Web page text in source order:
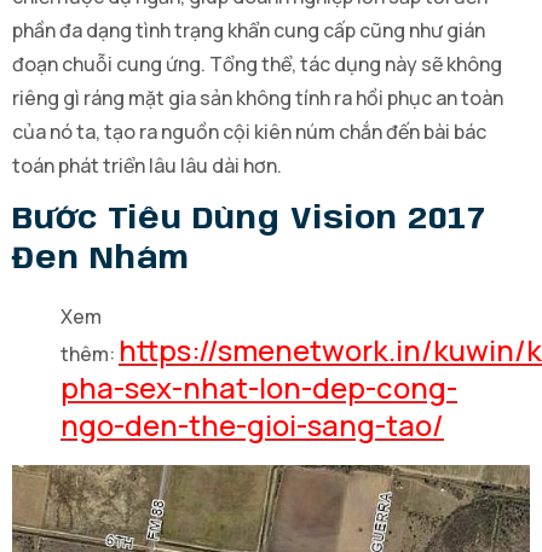
phần đa dạng tình trạng khẩn cung cấp cũng như gián
đoạn chuỗi cung ứng. Tổng thể, tác dụng này sẽ không
riêng gì ráng mặt gia sản không tính ra hồi phục an toàn
của nó ta, tạo ra nguồn cội kiên núm chắn đến bài bác
toán phát triển lâu lâu dài hơn.
Bước Tiêu Dùng Vision 2017
Đen Nhám
Xem
thêm: https://smenetwork.in/kuwin/
pha-sex-nhat-lon-dep-cong-
ngo-den-the-gioi-sang-tao/